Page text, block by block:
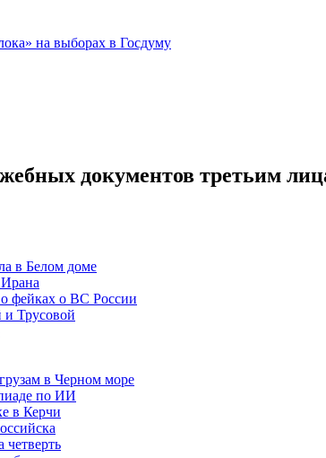
на выборах в Госдуму
документов третьим
в Белом доме
фейках о ВС России
и Трусовой
в Черном море
по ИИ
в Керчи
четверть